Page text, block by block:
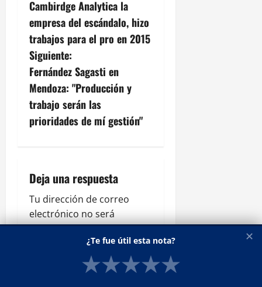
a
v
e
g
a
ó
n
Cambirdge Analytica la
empresa del escándalo, hizo
trabajos para el pro en 2015
Siguiente:
Fernández Sagasti en
Mendoza: "Producción y
trabajo serán las
prioridades de mí gestión"
Deja una respuesta
Tu dirección de correo
electrónico no será
publicada.Los campos
obligatorios están
marcados con
✕
¿Te fue útil esta nota?
★★★★★